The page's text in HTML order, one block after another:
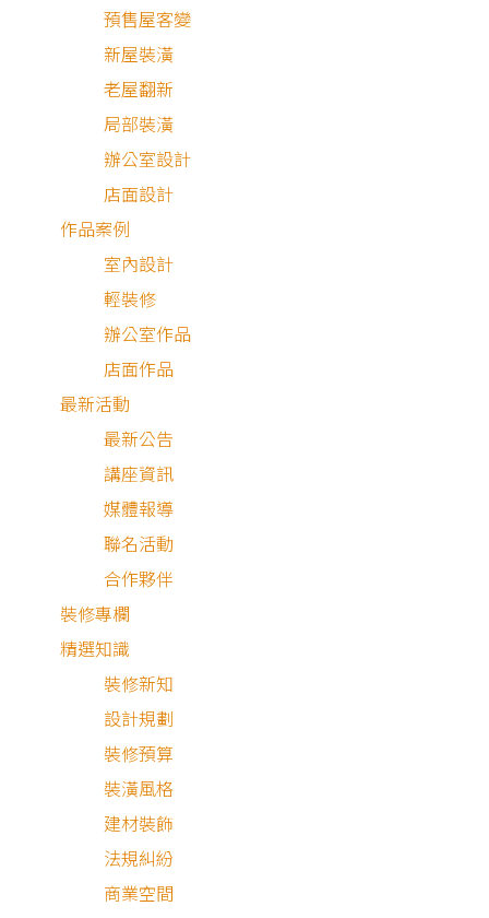
預售屋客變
新屋裝潢
老屋翻新
局部裝潢
辦公室設計
店面設計
作品案例
室內設計
輕裝修
辦公室作品
店面作品
最新活動
最新公告
講座資訊
媒體報導
聯名活動
合作夥伴
裝修專欄
精選知識
裝修新知
設計規劃
裝修預算
裝潢風格
建材裝飾
法規糾紛
商業空間
現代風